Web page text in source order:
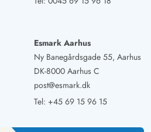
Esmark Aarhus
Ny Banegårdsgade 55, Aarhus
DK-8000 Aarhus C
post@esmark.dk
Tel: +45 69 15 96 15